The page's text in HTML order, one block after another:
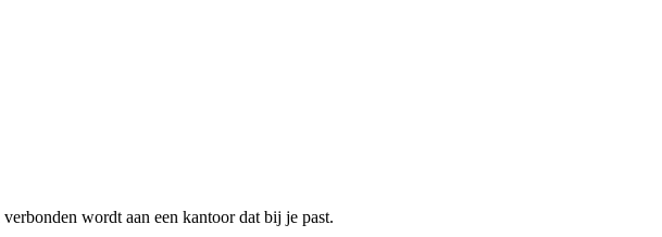
verbonden wordt aan een kantoor dat bij je past.